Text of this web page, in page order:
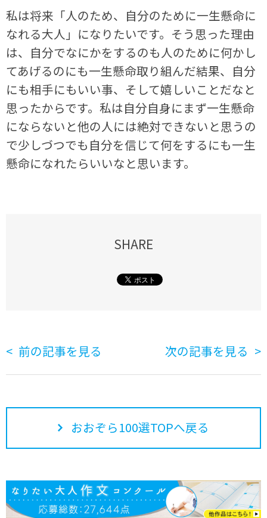
私は将来「人のため、自分のために一生懸命に
なれる大人」になりたいです。そう思った理由
は、自分でなにかをするのも人のために何かし
てあげるのにも一生懸命取り組んだ結果、自分
にも相手にもいい事、そして嬉しいことだなと
思ったからです。私は自分自身にまず一生懸命
にならないと他の人には絶対できないと思うの
で少しづつでも自分を信じて何をするにも一生
懸命になれたらいいなと思います。
SHARE
前の記事を見る 次の記事を見る
おおぞら100選TOPへ戻る